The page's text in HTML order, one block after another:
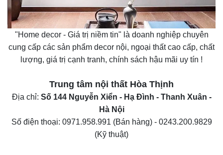
"Home decor - Giá trị niềm tin" là doanh nghiệp chuyên
cung cấp các sản phẩm decor nội, ngoại thất cao cấp, chất
lượng, giá trị cạnh tranh, chính sách hậu mãi uy tín !
Trung tâm nội thất Hòa Thịnh
Địa chỉ: Số 144 Nguyễn Xiển - Hạ Đình - Thanh Xuân -
Hà Nội
Số điện thoại: 0971.958.991 (Bán hàng) - 0243.200.9829
(Kỹ thuật)